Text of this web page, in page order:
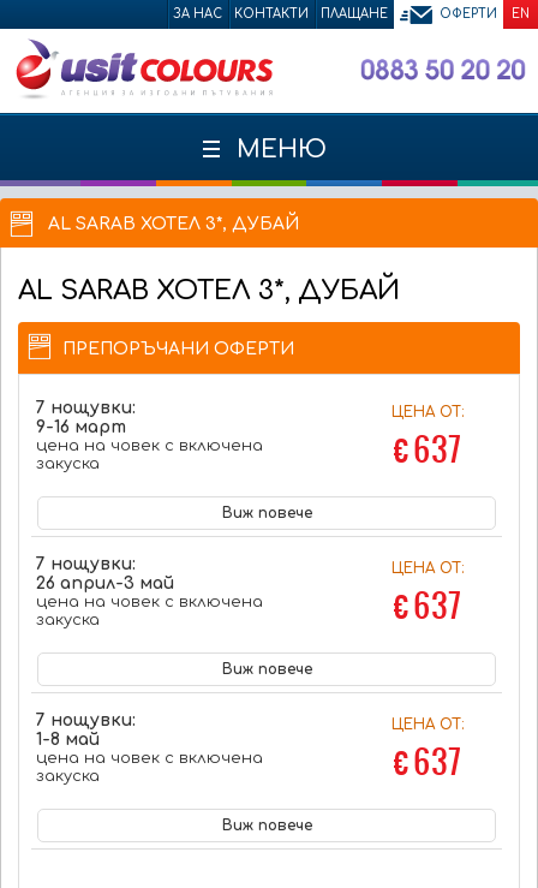
ЗА НАС КОНТАКТИ ПЛАЩАНЕ ОФЕРТИ EN
МЕНЮ
AL SARAB ХОТЕЛ 3*, ДУБАЙ
AL SARAB ХОТЕЛ 3*, ДУБАЙ
ПРЕПОРЪЧАНИ ОФЕРТИ
7 нощувки:
9-16 март
цена на човек с включена
закуска
ЦЕНА ОТ:
€ 637
Виж повече
7 нощувки:
26 април-3 май
цена на човек с включена
закуска
ЦЕНА ОТ:
€ 637
Виж повече
7 нощувки:
1-8 май
цена на човек с включена
закуска
ЦЕНА ОТ:
€ 637
Виж повече